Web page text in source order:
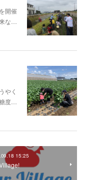
開催
な…
やく
度…
15:25